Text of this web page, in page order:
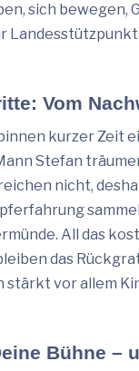
sich
Vom
kurzer Zeit
Stefan
nicht,
All das
das
vor allem
Bühne –